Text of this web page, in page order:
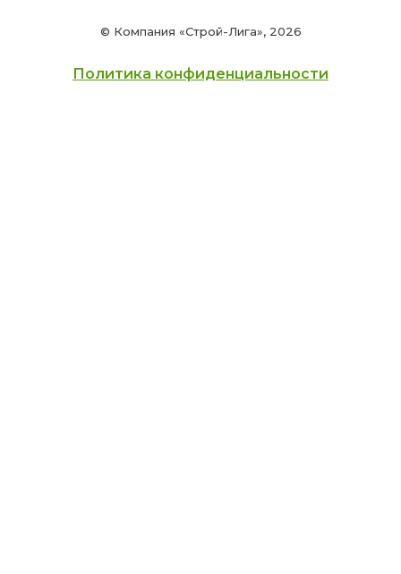
© Компания «Строй-Лига», 2026
Политика конфиденциальности